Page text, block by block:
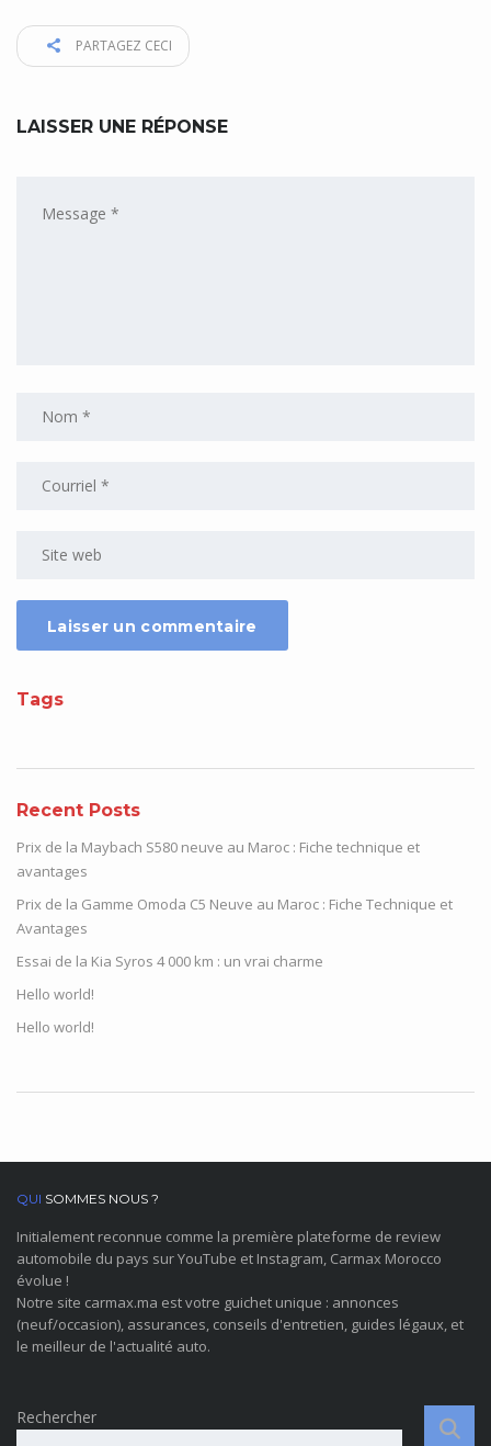
PARTAGEZ CECI
LAISSER UNE RÉPONSE
Tags
Recent Posts
Prix de la Maybach S580 neuve au Maroc : Fiche technique et
avantages
Prix de la Gamme Omoda C5 Neuve au Maroc : Fiche Technique et
Avantages
Essai de la Kia Syros 4 000 km : un vrai charme
Hello world!
Hello world!
QUI SOMMES NOUS ?
Initialement reconnue comme la première plateforme de review
automobile du pays sur YouTube et Instagram, Carmax Morocco
évolue !
Notre site carmax.ma est votre guichet unique : annonces
(neuf/occasion), assurances, conseils d'entretien, guides légaux, et
le meilleur de l'actualité auto.
Rechercher